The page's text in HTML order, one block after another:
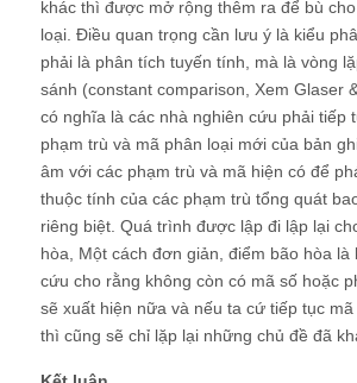
khác thì được mở rộng thêm ra để bù
loại. Điều quan trọng cần lưu ý là kiểu
phải là phân tích tuyến tính, mà là vòng
sánh (constant comparison, Xem Glaser
có nghĩa là các nhà nghiên cứu phải tiếp
phạm trù và mã phân loại mới của bản
âm với các phạm trù và mã hiện có để
thuộc tính của các phạm trù tổng quát
riêng biệt. Quá trình được lập đi lập lại
hòa, Một cách đơn giản, điểm bão hòa là
cứu cho rằng không còn có mã số hoặc
sẽ xuất hiện nữa và nếu ta cứ tiếp tục
thì cũng sẽ chỉ lặp lại những chủ đề đã